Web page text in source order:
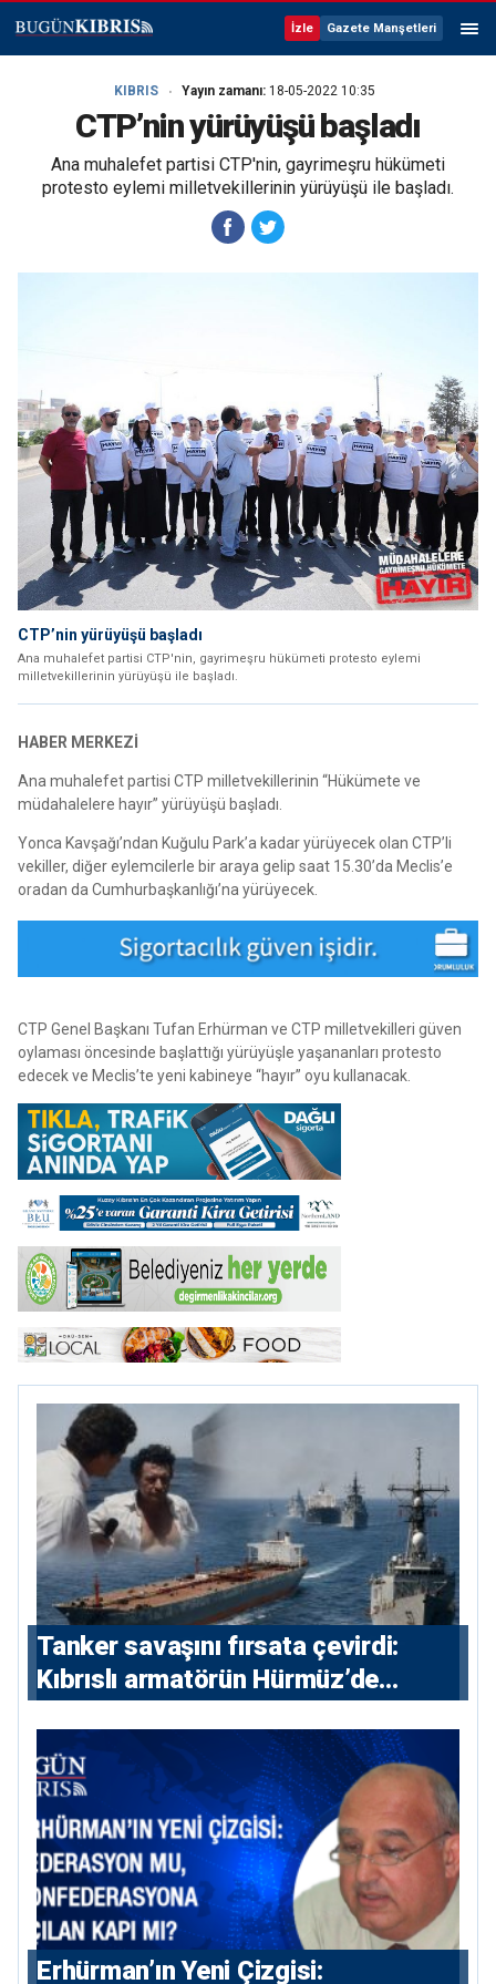
İzle Gazete Manşetleri
KIBRIS Yayın zamanı: 18-05-2022 10:35
CTP’nin yürüyüşü başladı
Ana muhalefet partisi CTP'nin, gayrimeşru hükümeti
protesto eylemi milletvekillerinin yürüyüşü ile başladı.
CTP’nin yürüyüşü başladı
Ana muhalefet partisi CTP'nin, gayrimeşru hükümeti protesto eylemi
milletvekillerinin yürüyüşü ile başladı.
HABER MERKEZİ
Ana muhalefet partisi CTP milletvekillerinin “Hükümete ve
müdahalelere hayır” yürüyüşü başladı.
Yonca Kavşağı’ndan Kuğulu Park’a kadar yürüyecek olan CTP’li
vekiller, diğer eylemcilerle bir araya gelip saat 15.30’da Meclis’e
oradan da Cumhurbaşkanlığı’na yürüyecek.
CTP Genel Başkanı Tufan Erhürman ve CTP milletvekilleri güven
oylaması öncesinde başlattığı yürüyüşle yaşananları protesto
edecek ve Meclis’te yeni kabineye “hayır” oyu kullanacak.
Tanker savaşını fırsata çevirdi:
Kıbrıslı armatörün Hürmüz’de
Erhürman’ın Yeni Çizgisi: